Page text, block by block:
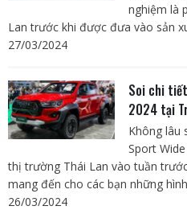
nghiệm là
Lan trước khi được đưa vào sản
27/03/2024
Soi chi
2024 tại
Không lâu
Sport
thị trường Thái Lan vào tuần
mang đến cho các bạn những
26/03/2024